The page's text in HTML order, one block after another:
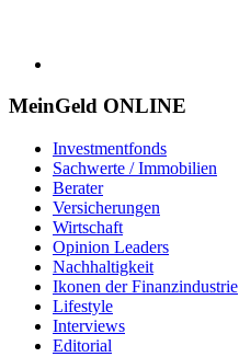
MeinGeld ONLINE
Investmentfonds
Sachwerte / Immobilien
Berater
Versicherungen
Wirtschaft
Opinion Leaders
Nachhaltigkeit
Ikonen der Finanzindustrie
Lifestyle
Interviews
Editorial